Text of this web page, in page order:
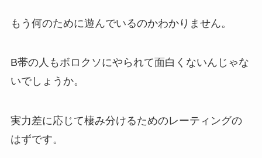
もう何のために遊んでいるのかわかりません。
B帯の人もボロクソにやられて面白くないんじゃな
いでしょうか。
実力差に応じて棲み分けるためのレーティングの
はずです。